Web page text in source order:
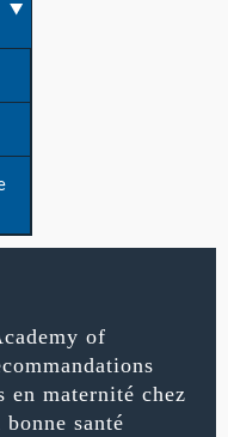
of
en maternité chez
santé